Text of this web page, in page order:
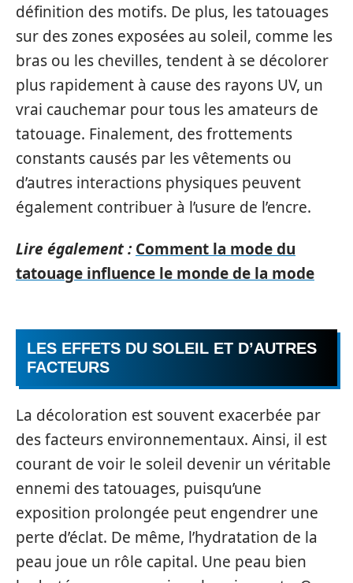
définition des motifs. De plus, les tatouages
sur des zones exposées au soleil, comme les
bras ou les chevilles, tendent à se décolorer
plus rapidement à cause des rayons UV, un
vrai cauchemar pour tous les amateurs de
tatouage. Finalement, des frottements
constants causés par les vêtements ou
d’autres interactions physiques peuvent
également contribuer à l’usure de l’encre.
Lire également : Comment la mode du
tatouage influence le monde de la mode
LES EFFETS DU SOLEIL ET D’AUTRES
FACTEURS
La décoloration est souvent exacerbée par
des facteurs environnementaux. Ainsi, il est
courant de voir le soleil devenir un véritable
ennemi des tatouages, puisqu’une
exposition prolongée peut engendrer une
perte d’éclat. De même, l’hydratation de la
peau joue un rôle capital. Une peau bien